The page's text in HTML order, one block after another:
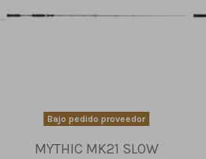
Bajo pedido proveedor
MYTHIC MK21 SLOW